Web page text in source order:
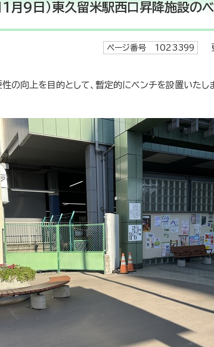
月9日）東久留米駅西口昇降施設の
ページ番号 1023399
の向上を目的として、暫定的にベンチを設置いたし